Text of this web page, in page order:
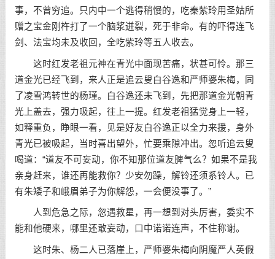
事，不曾穷追。只内中一个逃得稍慢的，吃秦紫玲用圣姑所
赠之宝金刚杵打了一个脑浆迸裂，死于非命。有的吓得连飞
剑、法宝均未及收回，全吃紫玲等五人收去。
这时红发老祖元神在青光中面现苦痛，状甚可怜。那三
道金光已经飞到，来人正是追云叟白谷逸和严师婆朱梅，同
了凌雪鸿转世的杨瑾。白谷逸还未飞到，先把那道金光朝青
光上盖去，强力吸起，往上一提。红发老祖猛觉身上一轻，
如释重负，睁眼一看，见是好友白谷逸正以全力来援，身外
青光已被吸起，当时喜出望外，忙要乘隙冲出。忽听追云叟
喝道：“道友不可妄动，你不知那位道友脾气么？如果不是我
亲身赶来，谁还再能救你？少安勿躁，解铃还须系铃人。已
有朱矮子和峨眉弟子为你解怨，一会便没事了。”
人到危急之际，忽遇救星，再一想到对头厉害，委实不
能和他硬来，哪里还敢妄动，口中诺诺连声，不住称谢。
这时朱、杨二人已落崖上，严师婆朱梅向阴魔严人英假